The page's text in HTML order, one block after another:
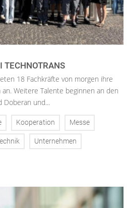
TECHNOTRANS
18 Fachkräfte von morgen ihre
Weitere Talente beginnen an den
Doberan und...
Kooperation Messe
Unternehmen